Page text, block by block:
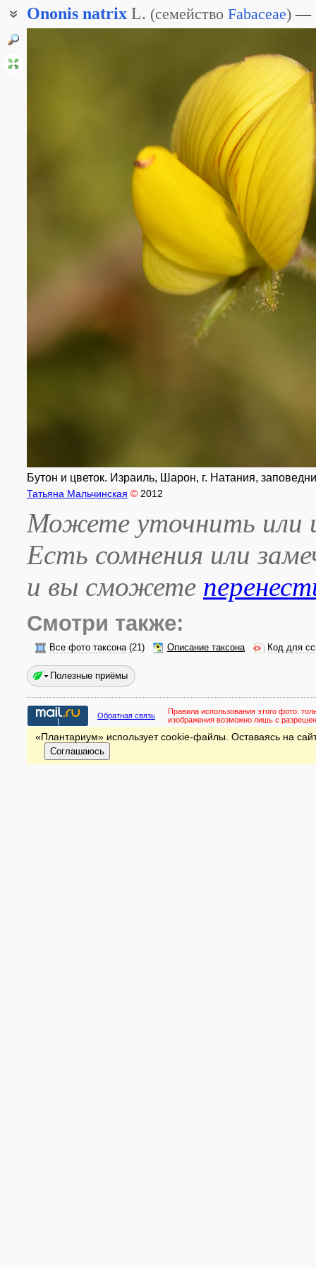
Ononis natrix L. (семейство Fabaceae)
Бутон и цветок. Израиль, Шарон, г. Натания,
Татьяна Мальчинская © 2012
Можете уточнить или
Есть сомнения или
и вы сможете
Смотри также:
Все фото таксона(21) Описание таксона Код для
Полезные приёмы
Обратная связь Правила использования этого фото:
изображения возможно лишь с
«Плантариум» использует cookie-файлы. Оставаясь на
Соглашаюсь